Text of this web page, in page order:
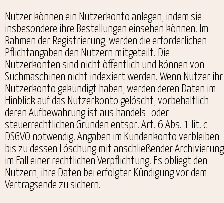
Nutzer können ein Nutzerkonto anlegen, indem sie
insbesondere ihre Bestellungen einsehen können. Im
Rahmen der Registrierung, werden die erforderlichen
Pflichtangaben den Nutzern mitgeteilt. Die
Nutzerkonten sind nicht öffentlich und können von
Suchmaschinen nicht indexiert werden. Wenn Nutzer ihr
Nutzerkonto gekündigt haben, werden deren Daten im
Hinblick auf das Nutzerkonto gelöscht, vorbehaltlich
deren Aufbewahrung ist aus handels- oder
steuerrechtlichen Gründen entspr. Art. 6 Abs. 1 lit. c
DSGVO notwendig. Angaben im Kundenkonto verbleiben
bis zu dessen Löschung mit anschließender Archivierung
im Fall einer rechtlichen Verpflichtung. Es obliegt den
Nutzern, ihre Daten bei erfolgter Kündigung vor dem
Vertragsende zu sichern.